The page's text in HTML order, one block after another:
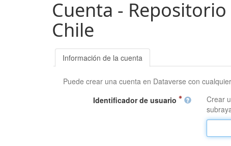
Cuenta -
Chile
Información de la cuenta
Puede crear una cuenta en Dataverse con
Identificador de usuario
Crear